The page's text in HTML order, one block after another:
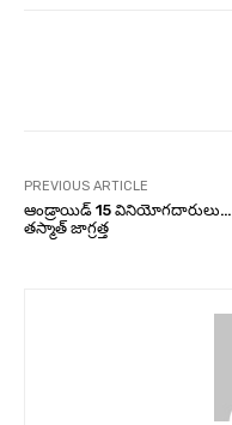
PREVIOUS ARTICLE
ఆండ్రాయిడ్ 15 వినియోగదారులు…
తస్మాత్ జాగ్రత్త